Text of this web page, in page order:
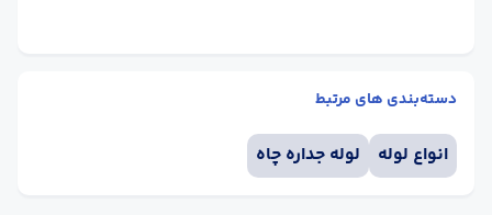
دسته‌بندی های مرتبط
انواع لوله لوله جداره چاه